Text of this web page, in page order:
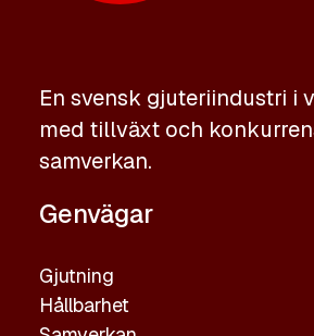
En svensk gjuteriindustri i
med tillväxt och
samverkan.
Genvägar
Gjutning
Hållbarhet